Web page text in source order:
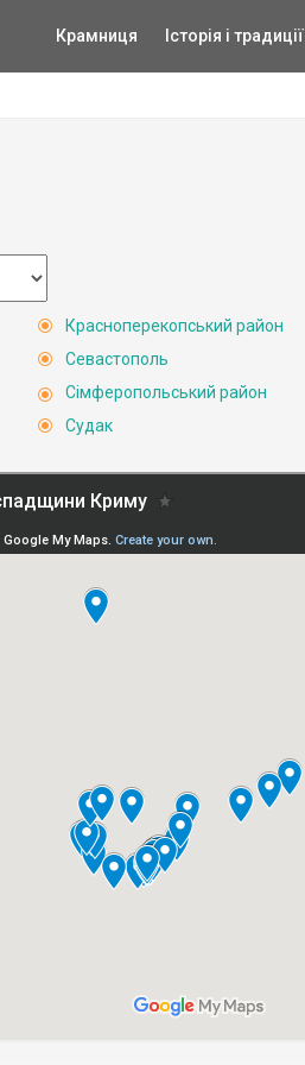
Крамниця Історія і традиції
Красноперекопський район
Севастополь
Сімферопольський район
Судак